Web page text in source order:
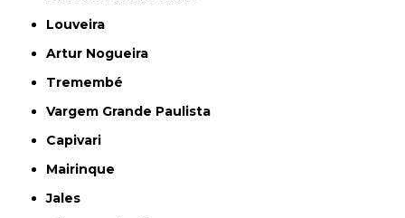
Louveira
Artur Nogueira
Tremembé
Vargem Grande Paulista
Capivari
Mairinque
Jales